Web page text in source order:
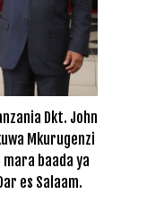
Dkt. John
Mkurugenzi
mara baada ya
es Salaam.